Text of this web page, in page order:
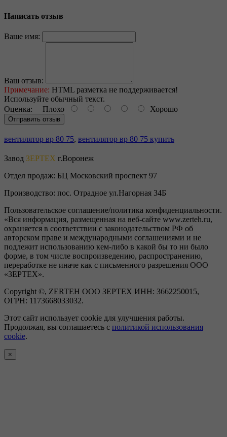
Написать отзыв
Ваше имя:
Ваш отзыв:
Примечание: HTML разметка не поддерживается!
Используйте обычный текст.
Оценка: Плохо Хорошо
Отправить отзыв
вентилятор вр 80 75, вентилятор вр 80 75 купить
Завод ЗЕРТЕХ г.Воронеж
Отдел продаж: БЦ Московский проспект 97
Производство: пос. Отрадное ул.Нагорная 34Б
Пользовательское соглашение/политика конфиденциальности.
«Вся информация, размещенная на веб-сайте www.zerteh.ru,
охраняется в соответствии с законодательством РФ об
авторском праве и международными соглашениями и не
подлежит использованию кем-либо в какой бы то ни было
форме, в том числе воспроизведению, распространению,
переработке не иначе как с письменного разрешения ООО
«ЗЕРТЕХ».
Copyright ©, ZERTEH ООО ЗЕРТЕХ ИНН: 3662250015,
ОГРН: 1173668033032.
Этот сайт использует cookie для улучшения работы.
Продолжая, вы соглашаетесь с политикой использования
cookie.
×